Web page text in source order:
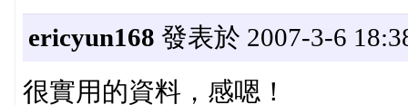
ericyun168 發表於 2007-3-6
很實用的資料，感嗯！